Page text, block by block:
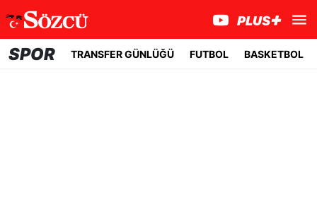
SPOR TRANSFER GÜNLÜĞÜ FUTBOL BASKETBOL